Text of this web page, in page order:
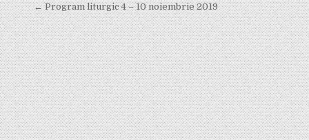
N
a
v
i
g
a
← Program liturgic 4 – 10 noiembrie 2019